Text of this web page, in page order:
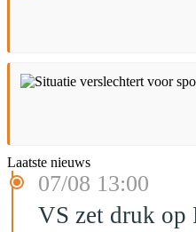
Laatste nieuws
07/08 13:00
VS zet druk op